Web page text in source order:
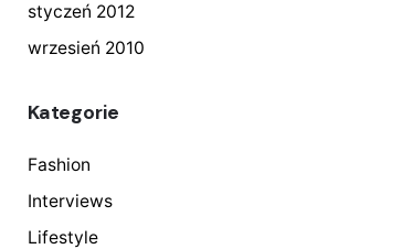
styczeń 2012
wrzesień 2010
Kategorie
Fashion
Interviews
Lifestyle